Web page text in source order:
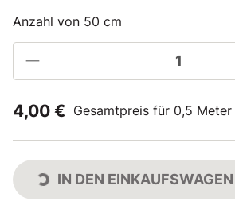
Anzahl von 50 cm
4,00 € Gesamtpreis für 0,5 Meter
IN DEN EINKAUFSWAGEN